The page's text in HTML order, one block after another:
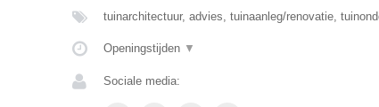
tuinarchitectuur, advies, tuinaanleg/renovatie,
Openingstijden ▼
Sociale media: